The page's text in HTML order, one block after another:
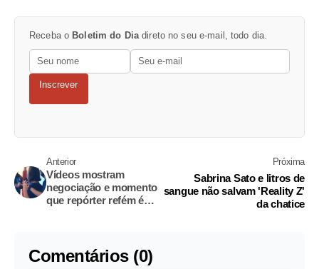
Receba o Boletim do Diadireto no seu e-mail, todo dia.
Inscrever
Anterior
Vídeos mostram
negociação e momento
que repórter refém é
Próxima
Sabrina Sato e litros de
sangue não salvam 'Reality Z'
da chatice
Comentários (0)